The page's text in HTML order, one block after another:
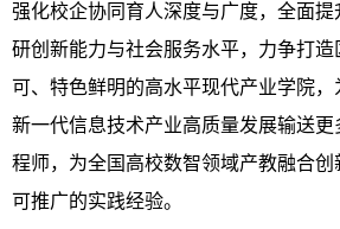
强化校企协同育人深度与广度，全面
研创新能力与社会服务水平，力争打造
可、特色鲜明的高水平现代产业学院
新一代信息技术产业高质量发展输送
程师，为全国高校数智领域产教融合创
可推广的实践经验。